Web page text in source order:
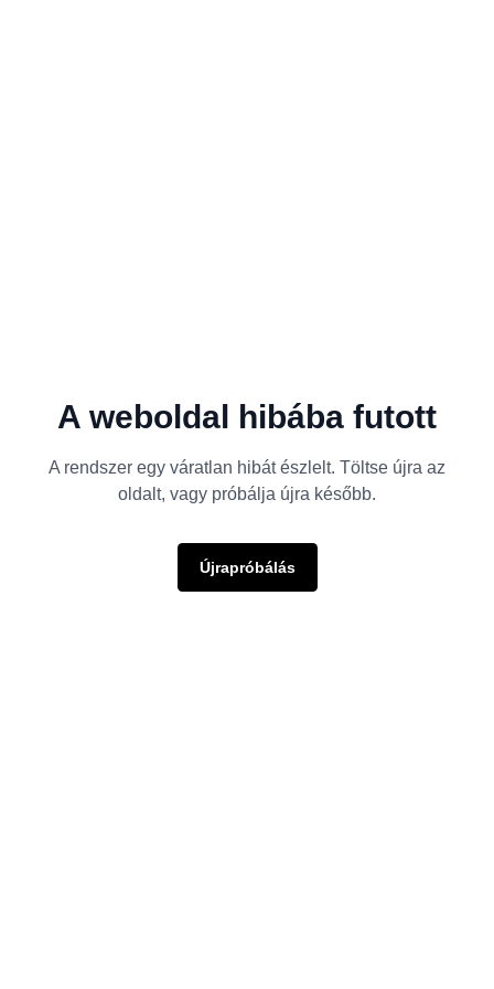
A weboldal hibába futott
A rendszer egy váratlan hibát észlelt. Töltse újra az
oldalt, vagy próbálja újra később.
Újrapróbálás